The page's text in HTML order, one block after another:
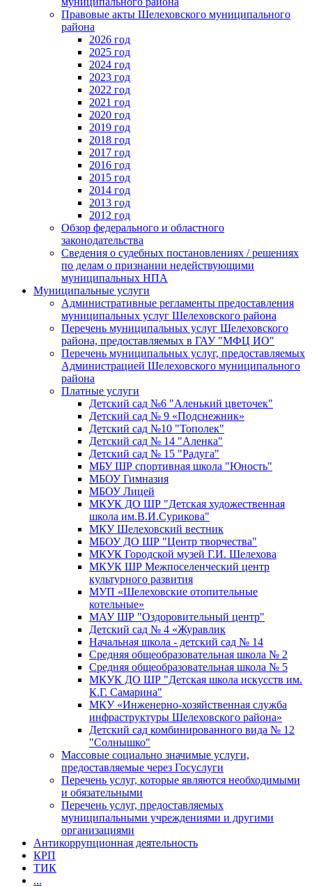
Правовые акты Шелеховского муниципального
района
2026 год
2025 год
2024 год
2023 год
2022 год
2021 год
2020 год
2019 год
2018 год
2017 год
2016 год
2015 год
2014 год
2013 год
2012 год
Обзор федерального и областного
законодательства
Сведения о судебных постановлениях / решениях
по делам о признании недействующими
муниципальных НПА
Муниципальные услуги
Административные регламенты предоставления
муниципальных услуг Шелеховского района
Перечень муниципальных услуг Шелеховского
района, предоставляемых в ГАУ "МФЦ ИО"
Перечень муниципальных услуг, предоставляемых
Администрацией Шелеховского муниципального
района
Платные услуги
Детский сад №6 "Аленький цветочек"
Детский сад № 9 «Подснежник»
Детский сад №10 "Тополек"
Детский сад № 14 "Аленка"
Детский сад № 15 "Радуга"
МБУ ШР спортивная школа "Юность"
МБОУ Гимназия
МБОУ Лицей
МКУК ДО ШР "Детская художественная
школа им.В.И.Сурикова"
МКУ Шелеховский вестник
МБОУ ДО ШР "Центр творчества"
МКУК Городской музей Г.И. Шелехова
МКУК ШР Межпоселенческий центр
культурного развития
МУП «Шелеховские отопительные
котельные»
МАУ ШР "Оздоровительный центр"
Детский сад № 4 «Журавлик
Начальная школа - детский сад № 14
Средняя общеобразовательная школа № 2
Средняя общеобразовательная школа № 5
МКУК ДО ШР "Детская школа искусств им.
К.Г. Самарина"
МКУ «Инженерно-хозяйственная служба
инфраструктуры Шелеховского района»
Детский сад комбинированного вида № 12
"Солнышко"
Массовые социально значимые услуги,
предоставляемые через Госуслуги
Перечень услуг, которые являются необходимыми
и обязательными
Перечень услуг, предоставляемых
муниципальными учреждениями и другими
организациями
Антикоррупционная деятельность
КРП
ТИК
...